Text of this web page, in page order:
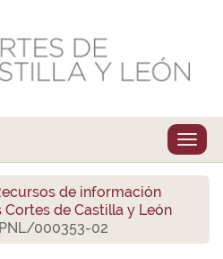
de información
Cortes de Castilla y León
PNL/000353-02